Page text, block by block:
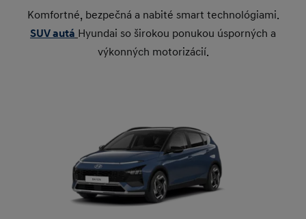
Komfortné, bezpečná a nabité smart technológiami.
SUV autá Hyundai so širokou ponukou úsporných a
výkonných motorizácií.